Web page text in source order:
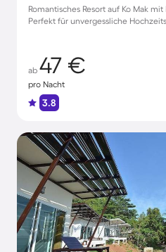
Romantisches Resort auf Ko Mak
Perfekt für unvergessliche
ab 47 €
pro Nacht
3.8